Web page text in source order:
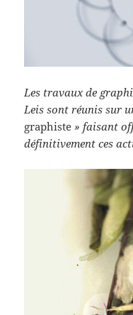
Les travaux de
Leis sont réunis sur
graphiste» faisant
définitivement ces